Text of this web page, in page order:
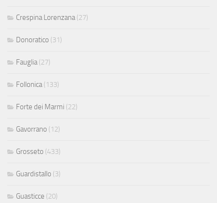
Crespina Lorenzana (27)
Donoratico (31)
Fauglia (27)
Follonica (133)
Forte dei Marmi (22)
Gavorrano (12)
Grosseto (433)
Guardistallo (3)
Guasticce (20)